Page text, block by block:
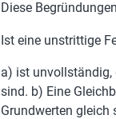
Diese
Ist eine unstrittige
a) ist unvollständig,
sind. b) Eine
Grundwerten gleich